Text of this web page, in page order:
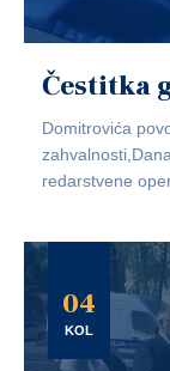
Čestitka
Domitrovića
redarstvene
04
KOL